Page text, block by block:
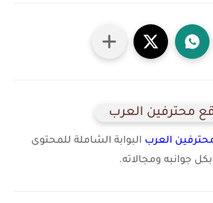
محترفين العرب
العرب البوابة الشاملة للمحتوى
جوانبه ومجالاته.